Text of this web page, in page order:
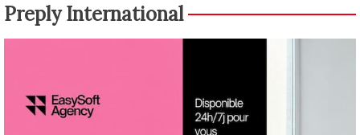
Preply International